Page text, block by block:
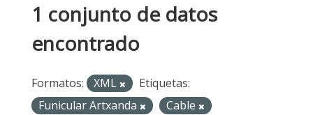
1 conjunto de datos
encontrado
Formatos: XML
Etiquetas:
Funicular Artxanda
Cable